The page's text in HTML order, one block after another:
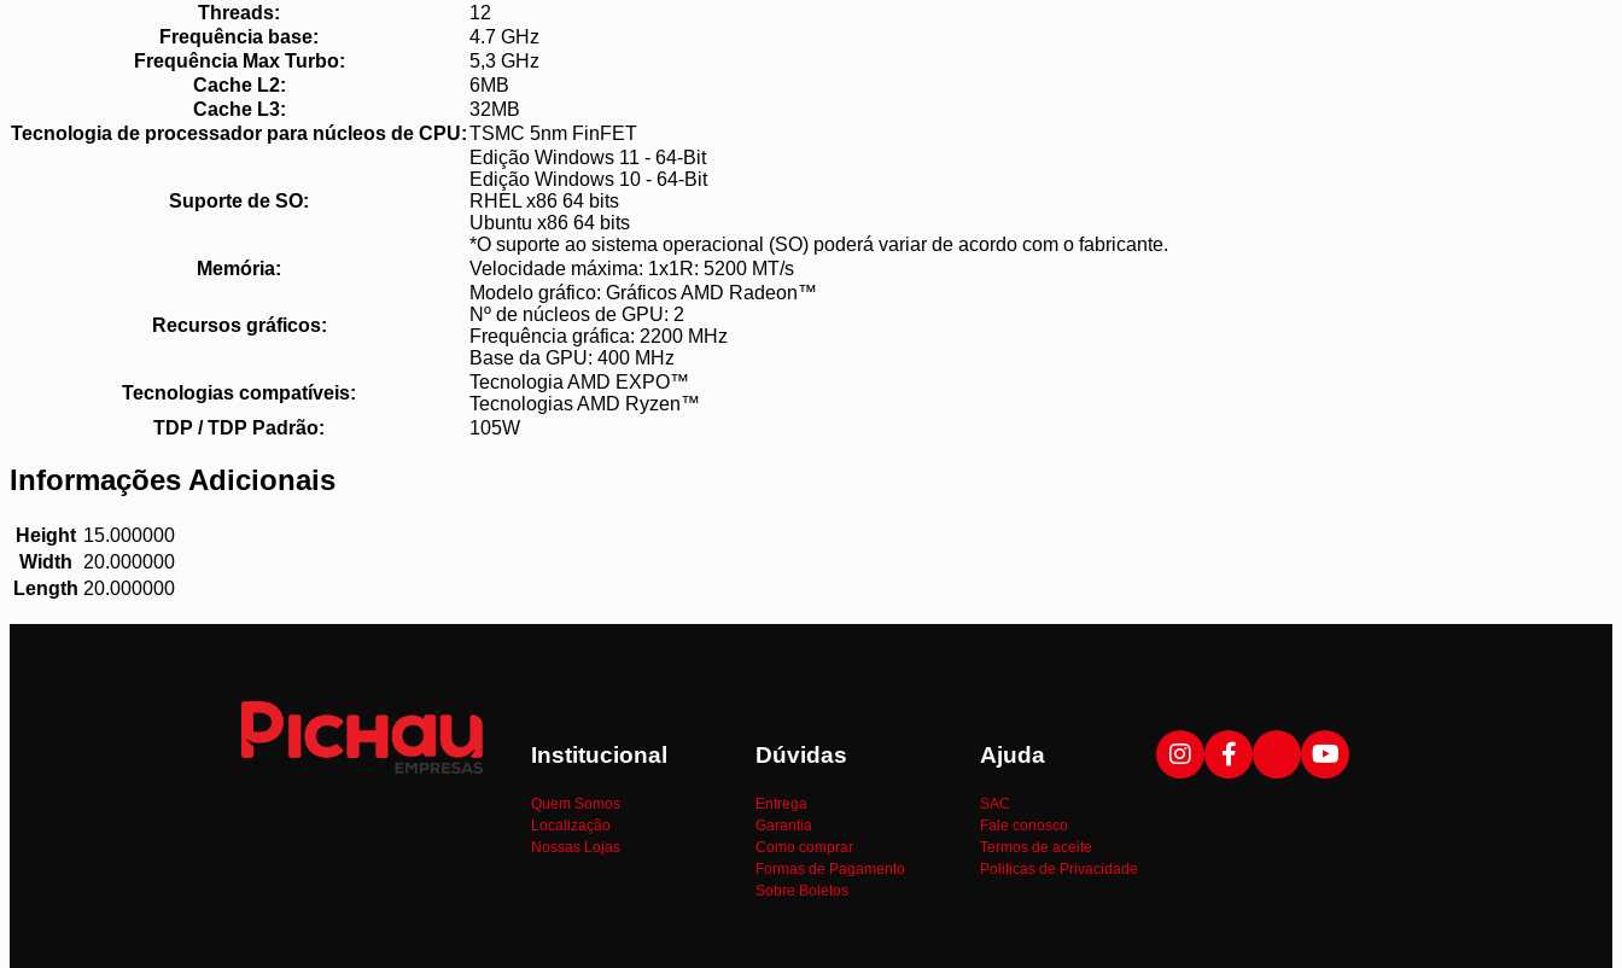
Threads:
12
Frequência base:
4.7 GHz
Frequência Max Turbo:
5,3 GHz
Cache L2:
6MB
Cache L3:
32MB
Tecnologia de processador para núcleos de CPU:TSMC 5nm FinFET
Suporte de SO:
Edição Windows 11 - 64-Bit
Edição Windows 10 - 64-Bit
RHEL x86 64 bits
Ubuntu x86 64 bits
*O suporte ao sistema operacional (SO) poderá variar de acordo com o fabricante.
Memória:
Velocidade máxima: 1x1R: 5200 MT/s
Recursos gráficos:
Modelo gráfico: Gráficos AMD Radeon™
Nº de núcleos de GPU: 2
Frequência gráfica: 2200 MHz
Base da GPU: 400 MHz
Tecnologias compatíveis:
Tecnologia AMD EXPO™
Tecnologias AMD Ryzen™
TDP / TDP Padrão:
105W
Informações Adicionais
Height 15.000000
Width
20.000000
Length 20.000000
Institucional
Quem Somos
Localização
Nossas Lojas
Dúvidas
Entrega
Garantia
Como comprar
Formas de Pagamento
Sobre Boletos
Ajuda
SAC
Fale conosco
Termos de aceite
Politicas de Privacidade